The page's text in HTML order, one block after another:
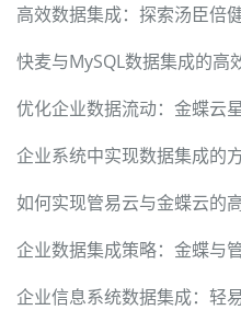
高效数据集成：探索汤臣倍
快麦与MySQL数据集成的高
优化企业数据流动：金蝶云
企业系统中实现数据集成的
如何实现管易云与金蝶云的
企业数据集成策略：金蝶与
企业信息系统数据集成：轻